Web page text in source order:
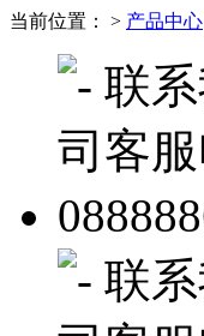
当前位置： > 产品中心